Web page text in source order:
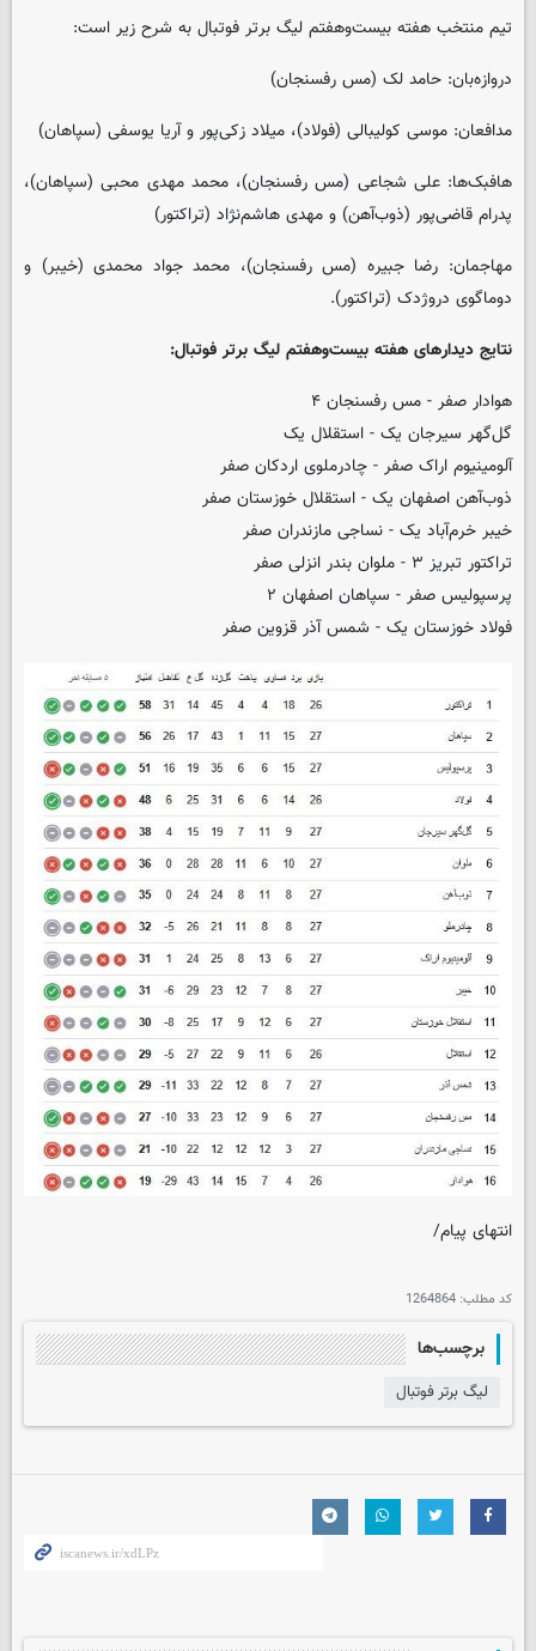
تیم منتخب هفته بیست‌وهفتم لیگ برتر فوتبال به شرح زیر است:
دروازه‌بان: حامد لک (مس رفسنجان)
مدافعان: موسی کولیبالی (فولاد)، میلاد زکی‌پور و آریا یوسفی (سپاهان)
هافبک‌ها: علی شجاعی (مس رفسنجان)، محمد مهدی محبی (سپاهان)،
پدرام قاضی‌پور (ذوب‌آهن) و مهدی هاشم‌نژاد (تراکتور)
مهاجمان: رضا جبیره (مس رفسنجان)، محمد جواد محمدی (خیبر) و
دوماگوی دروژدک (تراکتور).
نتایج دیدارهای هفته بیست‌وهفتم لیگ برتر فوتبال:
هوادار صفر - مس رفسنجان ۴
گل‌گهر سیرجان یک - استقلال یک
آلومینیوم اراک صفر - چادرملوی اردکان صفر
ذوب‌آهن اصفهان یک - استقلال خوزستان صفر
خیبر خرم‌آباد یک - نساجی مازندران صفر
تراکتور تبریز ۳ - ملوان بندر انزلی صفر
پرسپولیس صفر - سپاهان اصفهان ۲
فولاد خوزستان یک - شمس آذر قزوین صفر
انتهای پیام/
کد مطلب: 1264864
برچسب‌ها
لیگ برتر فوتبال